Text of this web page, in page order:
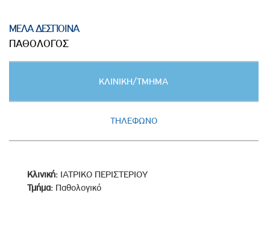
ΜΕΛΑ ΔΕΣΠΟΙΝΑ
ΠΑΘΟΛΟΓΟΣ
ΚΛΙΝΙΚΗ/ΤΜΗΜΑ
ΤΗΛΕΦΩΝΟ
Κλινική: ΙΑΤΡΙΚΟ ΠΕΡΙΣΤΕΡΙΟΥ
Τμήμα: Παθολογικό